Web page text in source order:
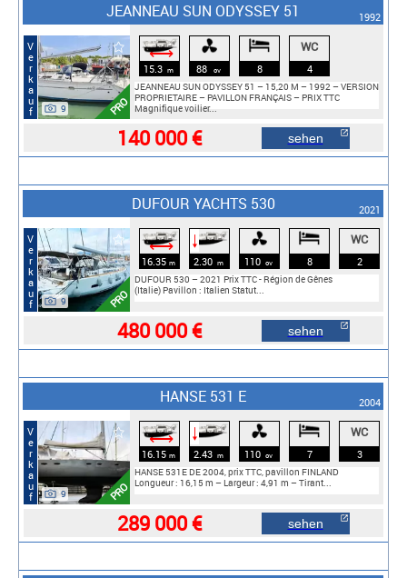
Verkauf PRO
9
JEANNEAU SUN ODYSSEY 51 1992
⟷
15.3 m 88 cv 8
WC
4
JEANNEAU SUN ODYSSEY 51 – 15,20 M – 1992 – VERSION
PROPRIETAIRE – PAVILLON FRANÇAIS – PRIX TTC
Magnifique voilier...
140 000 € sehen
Verkauf PRO
9
DUFOUR YACHTS 530 2021
⟷
16.35 m
🠓
2.30 m 110 cv 8
WC
2
DUFOUR 530 – 2021 Prix TTC - Région de Gênes
(Italie) Pavillon : Italien Statut...
480 000 € sehen
Verkauf PRO
9
HANSE 531 E 2004
⟷
16.15 m
🠓
2.43 m 110 cv 7
WC
3
HANSE 531E DE 2004, prix TTC, pavillon FINLAND
Longueur : 16,15 m – Largeur : 4,91 m – Tirant...
289 000 € sehen